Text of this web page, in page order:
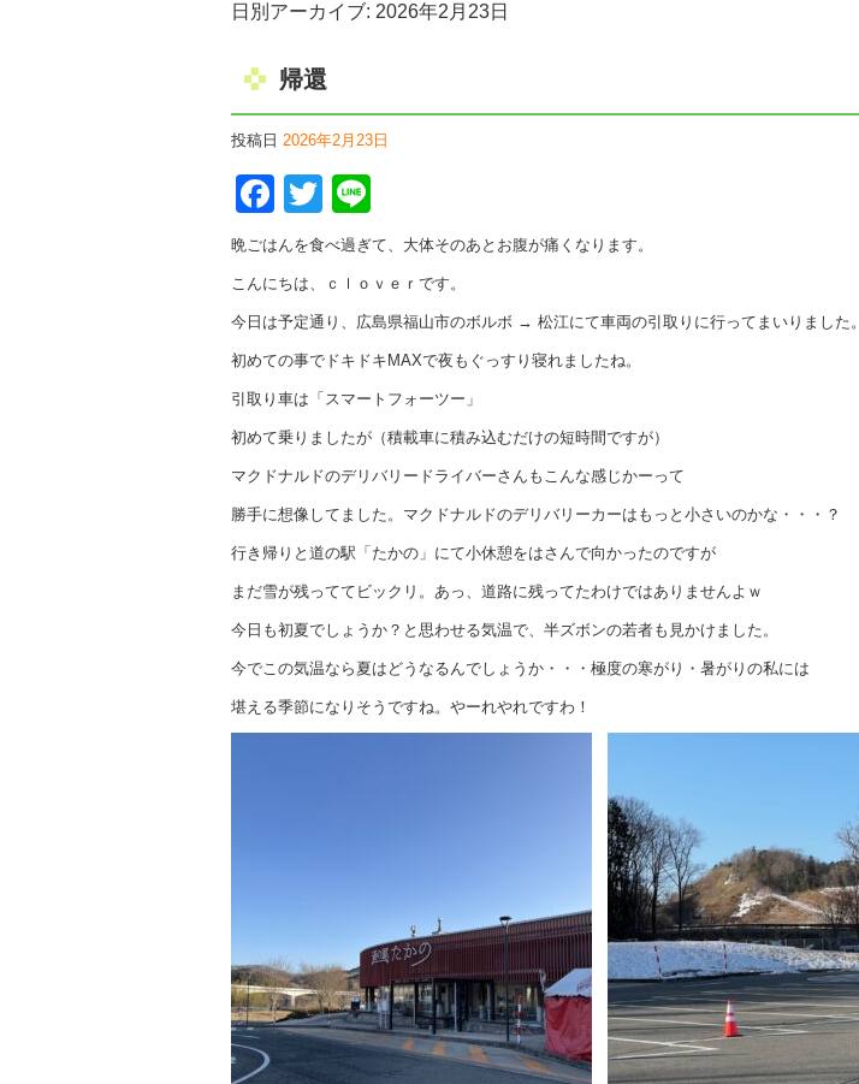
日別アーカイブ: 2026年2月23日
帰還
投稿日 2026年2月23日
Facebook
Twitter
晩ごはんを食べ過ぎて、大体そのあとお腹が痛くなります。
こんにちは、ｃｌｏｖｅｒです。
今日は予定通り、広島県福山市のボルボ → 松江にて車両の引取りに行ってまいりました。
初めての事でドキドキMAXで夜もぐっすり寝れましたね。
引取り車は「スマートフォーツー」
初めて乗りましたが（積載車に積み込むだけの短時間ですが）
マクドナルドのデリバリードライバーさんもこんな感じかーって
勝手に想像してました。マクドナルドのデリバリーカーはもっと小さいのかな・・・？
行き帰りと道の駅「たかの」にて小休憩をはさんで向かったのですが
まだ雪が残っててビックリ。あっ、道路に残ってたわけではありませんよｗ
今日も初夏でしょうか？と思わせる気温で、半ズボンの若者も見かけました。
今でこの気温なら夏はどうなるんでしょうか・・・極度の寒がり・暑がりの私には
堪える季節になりそうですね。やーれやれですわ！